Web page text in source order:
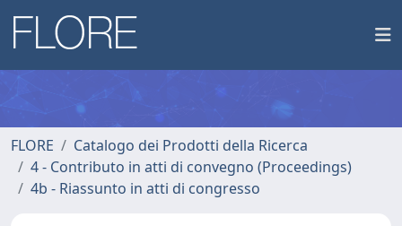
FLORE
Catalogo dei Prodotti della Ricerca
4 - Contributo in atti di convegno (Proceedings)
4b - Riassunto in atti di congresso